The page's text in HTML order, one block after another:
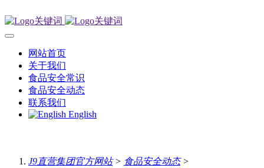
网站首页
关于我们
食品安全常识
食品安全动态
联系我们
English
J9直营集团官方网站> 食品安全动态>